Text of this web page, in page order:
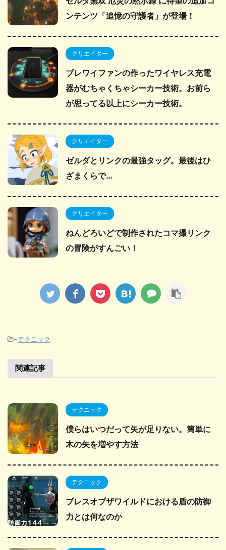
ンテンツ「追憶の守護者」が登場！
クリエイター
ブレワイファンの作ったワイヤレス充電
器がむちゃくちゃシーカー技術。お前ら
が思ってる以上にシーカー技術。
クリエイター
ゼルダとリンクの最強タッグ。最後はひ
ざまくらで…
クリエイター
ねんどろいどで制作されたコマ撮リンク
の冒険がすんごい！
-テクニック
関連記事
テクニック
僕らはいつだって矢が足りない。簡単に
木の矢を増やす方法
テクニック
ブレスオブザワイルドにおける盾の防御
力とは何なのか